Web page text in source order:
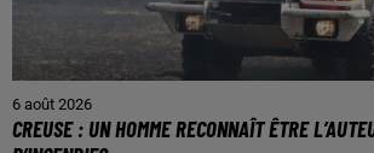
6 août 2026
CREUSE : UN HOMME RECONNAÎT ÊTRE